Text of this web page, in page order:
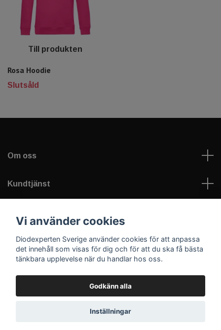
Till produkten
Rosa Hoodie
Slutsåld
Om oss
Kundtjänst
Sociala medier
© 2026 Diodexperten Sverige
Vi använder cookies
Diodexperten Sverige använder cookies för att anpassa
det innehåll som visas för dig och för att du ska få bästa
tänkbara upplevelse när du handlar hos oss.
Godkänn alla
Inställningar